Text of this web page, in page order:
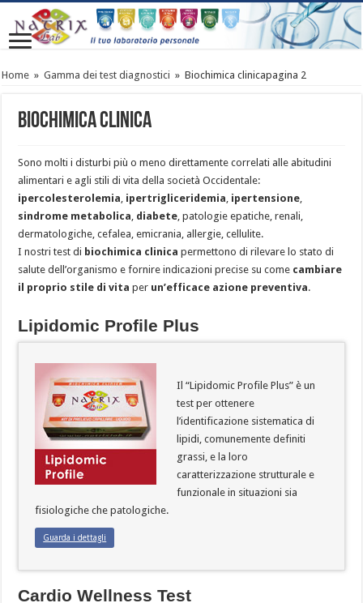
Home » Gamma dei test diagnostici » Biochimica clinicapagina 2
Biochimica clinica
Sono molti i disturbi più o meno direttamente correlati alle abitudini
alimentari e agli stili di vita della società Occidentale:
ipercolesterolemia, ipertrigliceridemia, ipertensione,
sindrome metabolica, diabete, patologie epatiche, renali,
dermatologiche, cefalea, emicrania, allergie, cellulite.
I nostri test di biochimica clinica permettono di rilevare lo stato di
salute dell’organismo e fornire indicazioni precise su come cambiare
il proprio stile di vita per un’efficace azione preventiva.
Lipidomic Profile Plus
Il “Lipidomic Profile Plus” è un
test per ottenere
l’identificazione sistematica di
lipidi, comunemente definiti
grassi, e la loro
caratterizzazione strutturale e
funzionale in situazioni sia
fisiologiche che patologiche.
Guarda i dettagli
Cardio Wellness Test